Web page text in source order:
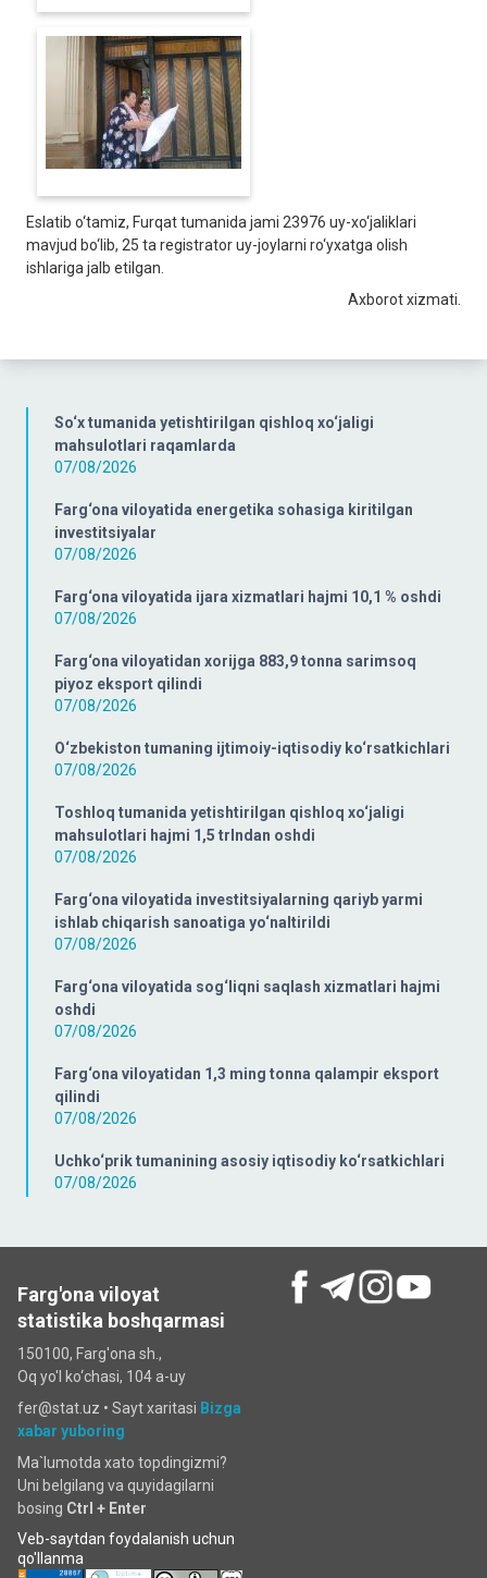
So‘x tumanida yetishtirilgan qishloq xo‘jaligi
mahsulotlari raqamlarda
07/08/2026
Farg‘ona viloyatida energetika sohasiga kiritilgan
investitsiyalar
07/08/2026
Farg‘ona viloyatida ijara xizmatlari hajmi 10,1 % oshdi
07/08/2026
Farg‘ona viloyatidan xorijga 883,9 tonna sarimsoq
piyoz eksport qilindi
07/08/2026
O‘zbekiston tumaning ijtimoiy-iqtisodiy ko‘rsatkichlari
07/08/2026
Toshloq tumanida yetishtirilgan qishloq xo‘jaligi
mahsulotlari hajmi 1,5 trlndan oshdi
07/08/2026
Farg‘ona viloyatida investitsiyalarning qariyb yarmi
ishlab chiqarish sanoatiga yo‘naltirildi
07/08/2026
Farg‘ona viloyatida sog‘liqni saqlash xizmatlari hajmi
oshdi
07/08/2026
Farg‘ona viloyatidan 1,3 ming tonna qalampir eksport
qilindi
07/08/2026
Uchko‘prik tumanining asosiy iqtisodiy ko‘rsatkichlari
07/08/2026
Eslatib o‘tamiz, Furqat tumanida jami 23976 uy-xo‘jaliklari
mavjud bo‘lib, 25 ta registrator uy-joylarni ro‘yxatga olish
ishlariga jalb etilgan.
Axborot xizmati.
Farg'ona viloyat
statistika boshqarmasi
150100, Farg'ona sh.,
Oq yo'l ko‘chаsi, 104 a-uy
fer@stat.uz • Sayt xaritasi Bizga
xabar yuboring
Ma`lumotda xato topdingizmi?
Uni belgilang va quyidagilarni
bosing Ctrl + Enter
Veb-saytdan foydalanish uchun
qo'llanma